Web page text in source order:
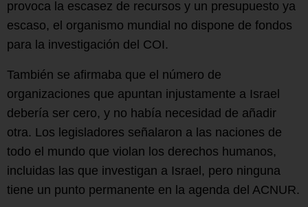
provoca la escasez de recursos y un presupuesto ya
escaso, el organismo mundial no dispone de fondos
para la investigación del COI.
También se afirmaba que el número de
organizaciones que apuntan injustamente a Israel
debería ser cero, y no había necesidad de añadir
otra. Los legisladores señalaron a las naciones de
todo el mundo que violan los derechos humanos,
incluidas las que investigan a Israel, pero ninguna
tiene un punto permanente en la agenda del ACNUR.